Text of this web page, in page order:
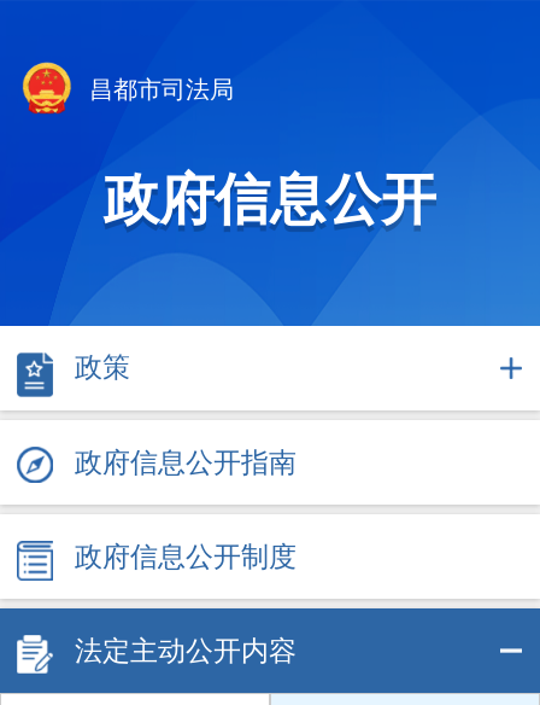
昌都市司法局
政府信息公开
政策
政府信息公开指南
政府信息公开制度
法定主动公开内容